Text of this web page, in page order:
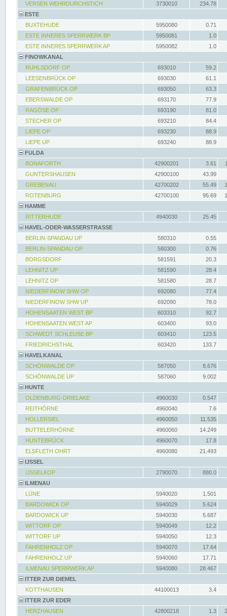
VERSEN WEHRDURCHSTICH
3730010
234.78
ESTE
BUXTEHUDE
5950080
0.71
ESTE INNERES SPERRWERK BP
5950081
1.0
ESTE INNERES SPERRWERK AP
5950082
1.0
FINOWKANAL
RUHLSDORF OP
693010
59.2
LEESENBRÜCK OP
693030
61.1
GRAFENBRÜCK OP
693050
63.3
EBERSWALDE OP
693170
77.9
RAGÖSE OP
693190
81.0
STECHER OP
693210
84.4
LIEPE OP
693230
88.9
LIEPE UP
693240
88.9
FULDA
BONAFORTH
42900201 3.61
GUNTERSHAUSEN
42900100
43.99
GREBENAU
42700202 55.49
ROTENBURG
42700100 95.69
HAMME
RITTERHUDE
4940030
25.45
HAVEL-ODER-WASSERSTRASSE
BERLIN-SPANDAU UP
580310
0.55
BERLIN-SPANDAU OP
580300
0.76
BORGSDORF
581591
20.3
LEHNITZ UP
581590
28.4
LEHNITZ OP
581580
28.7
NIEDERFINOW SHW OP
692080
77.4
NIEDERFINOW SHW UP
692090
78.0
HOHENSAATEN WEST BP
603310
92.7
HOHENSAATEN WEST AP
603400
93.0
SCHWEDT SCHLEUSE BP
603410
123.5
FRIEDRICHSTHAL
603420
133.7
HAVELKANAL
SCHÖNWALDE OP
587050
8.676
SCHÖNWALDE UP
587060
9.002
HUNTE
OLDENBURG-DRIELAKE
4960030
0.547
REITHÖRNE
4960040
7.6
HOLLERSIEL
4960050
11.535
BUTTELERHÖRNE
4960060
14.249
HUNTEBRÜCK
4960070
17.8
ELSFLETH OHRT
4960080
21.493
IJSSEL
IJSSELKOP
2790070
880.0
ILMENAU
LÜNE
5940020
1.501
BARDOWICK OP
5940029
5.624
BARDOWICK UP
5940030
5.687
WITTORF OP
5940049
12.2
WITTORF UP
5940050
12.3
FAHRENHOLZ OP
5940070
17.64
FAHRENHOLZ UP
5940060
17.71
ILMENAU SPERRWERK AP
5940080
28.467
ITTER ZUR DIEMEL
KOTTHAUSEN
44100013
3.4
ITTER ZUR EDER
HERZHAUSEN
42800218 1.3